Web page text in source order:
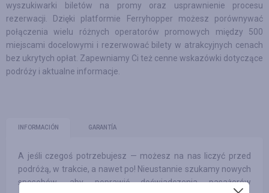
wyszukiwarki biletów na promy oraz usprawnienie procesu
rezerwacji. Dzięki platformie Ferryhopper możesz porównywać
połączenia wielu różnych operatorów promowych między 500
miejscami docelowymi i rezerwować bilety w atrakcyjnych cenach
bez ukrytych opłat. Zapewniamy Ci też cenne wskazówki dotyczące
podróży i aktualne informacje.
INFORMACIÓN GARANTÍA
A jeśli czegoś potrzebujesz — możesz na nas liczyć przed
podróżą, w trakcie, a nawet po! Nieustannie szukamy nowych
sposobów, aby poprawić doświadczenia pasażerów